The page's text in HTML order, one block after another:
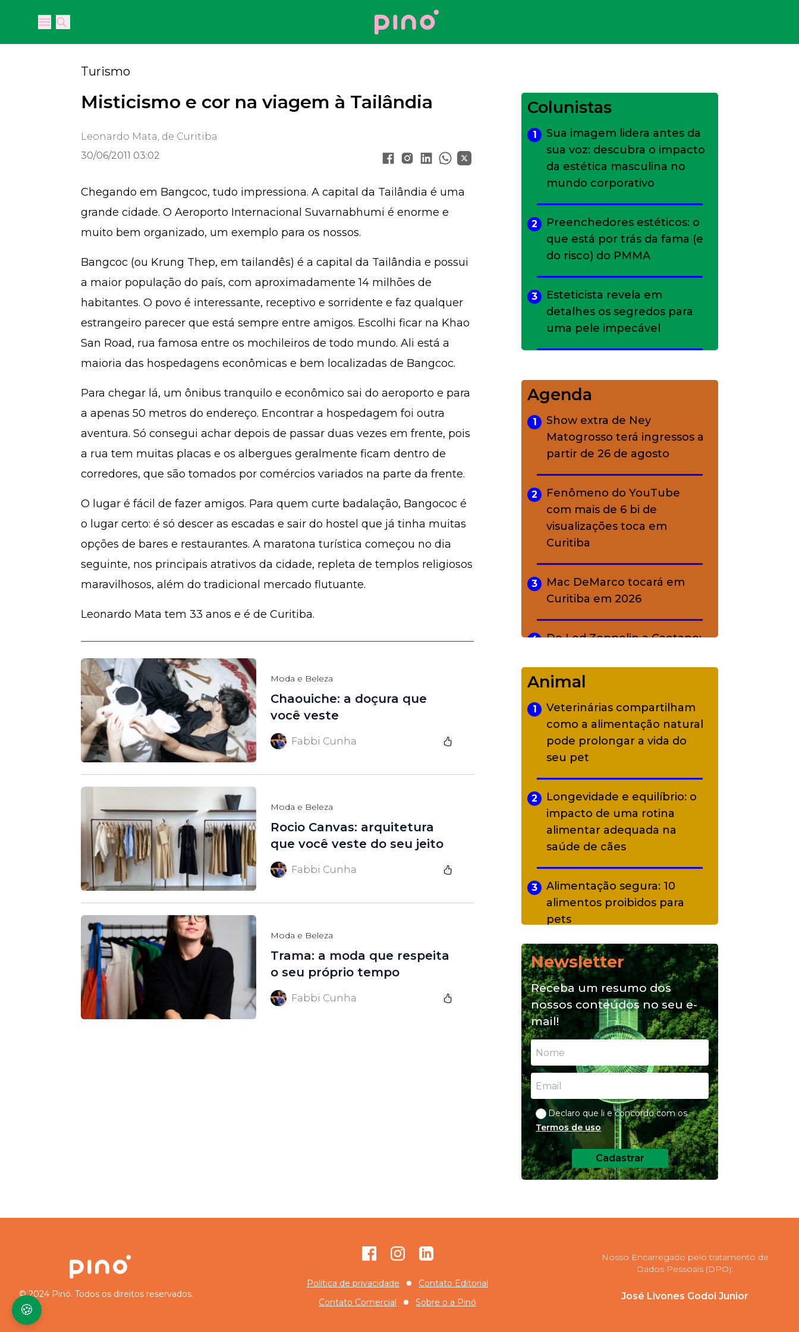
Open main menu
Open main menu
Your Company
Turismo
Misticismo e cor na viagem à Tailândia
Leonardo Mata, de Curitiba
30/06/2011 03:02
Chegando em Bangcoc, tudo impressiona. A capital da Tailândia é uma
grande cidade. O Aeroporto Internacional Suvarnabhumi é enorme e
muito bem organizado, um exemplo para os nossos.
Bangcoc (ou Krung Thep, em tailandês) é a capital da Tailândia e possui
a maior população do país, com aproximadamente 14 milhões de
habitantes. O povo é interessante, receptivo e sorridente e faz qualquer
estrangeiro parecer que está sempre entre amigos. Escolhi ficar na Khao
San Road, rua famosa entre os mochileiros de todo mundo. Ali está a
maioria das hospedagens econômicas e bem localizadas de Bangcoc.
Para chegar lá, um ônibus tranquilo e econômico sai do aeroporto e para
a apenas 50 metros do endereço. Encontrar a hospedagem foi outra
aventura. Só consegui achar depois de passar duas vezes em frente, pois
a rua tem muitas placas e os albergues geralmente ficam dentro de
corredores, que são tomados por comércios variados na parte da frente.
O lugar é fácil de fazer amigos. Para quem curte badalação, Bangococ é
o lugar certo: é só descer as escadas e sair do hostel que já tinha muitas
opções de bares e restaurantes. A maratona turística começou no dia
seguinte, nos principais atrativos da cidade, repleta de templos religiosos
maravilhosos, além do tradicional mercado flutuante.
Leonardo Mata tem 33 anos e é de Curitiba.
Moda e Beleza
Chaouiche: a doçura que
você veste
Fabbi Cunha
Moda e Beleza
Rocio Canvas: arquitetura
que você veste do seu jeito
Fabbi Cunha
Moda e Beleza
Trama: a moda que respeita
o seu próprio tempo
Fabbi Cunha
Colunistas
1
Sua imagem lidera antes da
sua voz: descubra o impacto
da estética masculina no
mundo corporativo
2
Preenchedores estéticos: o
que está por trás da fama (e
do risco) do PMMA
3
Esteticista revela em
detalhes os segredos para
uma pele impecável
charme rústico que
conquistou o luxo
A ciência por trás da
skincare: a função de cada
ativo
Agenda
1
Show extra de Ney
Matogrosso terá ingressos a
partir de 26 de agosto
2
Fenômeno do YouTube
com mais de 6 bi de
visualizações toca em
Curitiba
3
Mac DeMarco tocará em
Curitiba em 2026
4
De Led Zeppelin a Caetano:
diverso a partir de R$ 17
5
Adriana Calcanhotto retoma
alter ego infantil para show
em Curitiba
Animal
1
Veterinárias compartilham
como a alimentação natural
pode prolongar a vida do
seu pet
2
Longevidade e equilíbrio: o
impacto de uma rotina
alimentar adequada na
saúde de cães
3
Alimentação segura: 10
alimentos proibidos para
pets
4
Alimentação natural e mix
feeding: conheça essas
opções para nutrição do seu
pet
Newsletter
Receba um resumo dos
nossos conteúdos no seu e-
mail!
Declaro que li e concordo com os
Termos de uso
Cadastrar
© 2024 Pinó. Todos os direitos reservados.
FacebookInstagramGitHub
Política de privacidade
Contato Editorial
Contato Comercial
Sobre o a Pinó
Nosso Encarregado pelo tratamento de
Dados Pessoais (DPO):
José Livones Godoi Junior
🍪